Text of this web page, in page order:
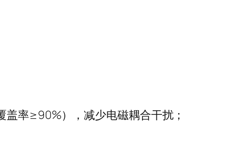
盖率≥90%），减少电磁耦合干扰；